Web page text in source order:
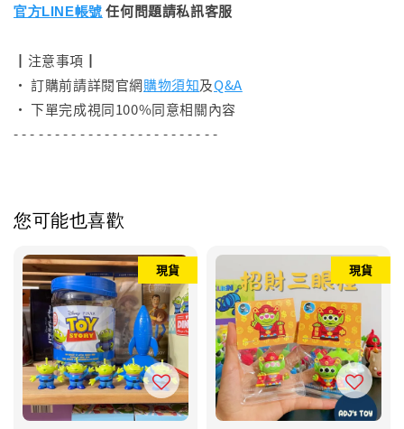
官方LINE帳號 任何問題請私訊客服
┃注意事項┃
• 訂購前請詳閱官網購物須知及Q&A
• 下單完成視同100%同意相關內容
- - - - - - - - - - - - - - - - - - - - - - - - -
您可能也喜歡
現貨 現貨